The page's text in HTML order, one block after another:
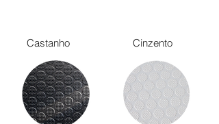
Castanho Cinzento